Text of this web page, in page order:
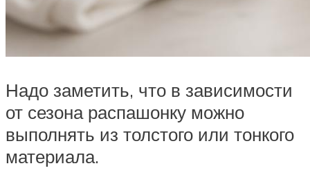
Надо заметить, что в зависимости
от сезона распашонку можно
выполнять из толстого или тонкого
материала.